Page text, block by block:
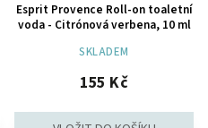
Esprit Provence Roll-on toaletní
voda - Citrónová verbena, 10 ml
SKLADEM
155 Kč